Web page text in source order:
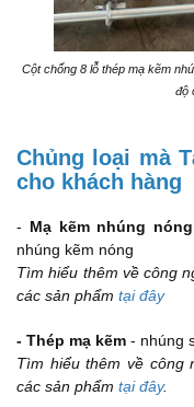
Cột chống 8 lỗ thép mạ kẽm
độ
Chủng loại mà
cho khách hàng
- Mạ kẽm nhúng nóng
nhúng kẽm nóng
Tìm hiểu thêm về công
các sản phẩm tại đây
- Thép mạ kẽm - nhúng
Tìm hiểu thêm về công
các sản phẩm tại đây.